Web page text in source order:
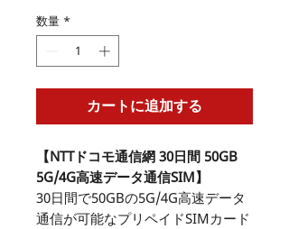
数量 *
カートに追加する
【NTTドコモ通信網 30日間 50GB
5G/4G高速データ通信SIM】
30日間で50GBの5G/4G高速データ
通信が可能なプリペイドSIMカード